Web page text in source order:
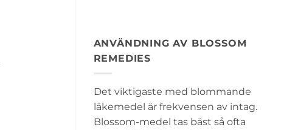
ANVÄNDNING AV BLOSSOM
REMEDIES
Det viktigaste med blommande
läkemedel är frekvensen av intag.
Blossom-medel tas bäst så ofta